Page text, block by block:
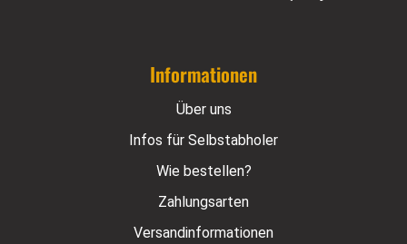
Informationen
Über uns
Infos für Selbstabholer
Wie bestellen?
Zahlungsarten
Versandinformationen